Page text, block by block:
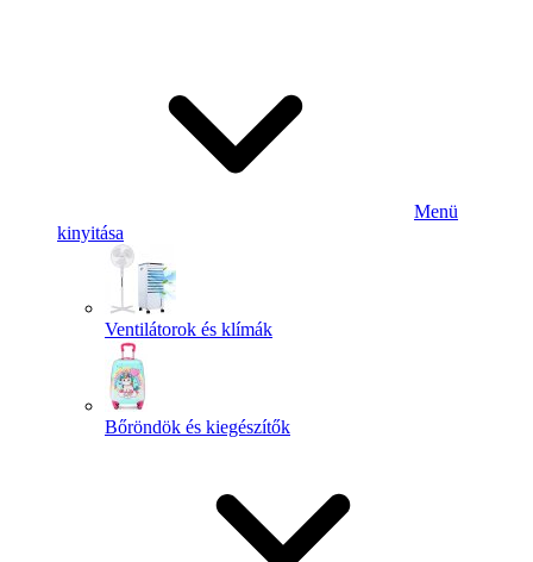
Menü
kinyitása
Ventilátorok és klímák
Bőröndök és kiegészítők